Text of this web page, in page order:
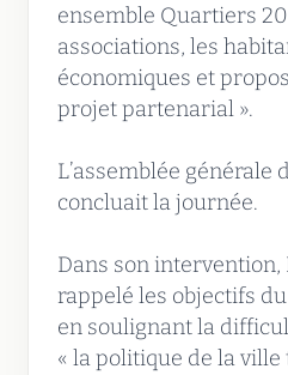
ensemble Quartiers
associations, les
économiques et
projet partenarial ».
L’assemblée générale
concluait la journée.
Dans son
rappelé les objectifs
en soulignant la
« la politique de la